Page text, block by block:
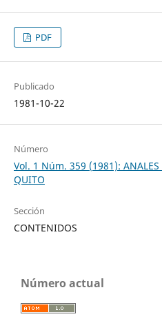
PDF
Publicado
1981-10-22
Número
Vol. 1 Núm. 359 (1981): ANALES
QUITO
Sección
CONTENIDOS
Número actual